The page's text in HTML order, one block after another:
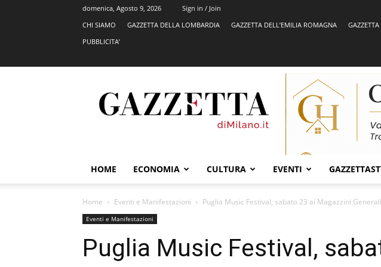
domenica, Agosto 9, 2026
Sign in / Join
CHI SIAMO
GAZZETTA DELLA LOMBARDIA GAZZETTA DELL’EMILIA ROMAGNA
PUBBLICITA’
HOME ECONOMIA CULTURA EVENTI
Home Eventi e Manifestazioni Puglia Music Festival, sabato 23 ai Magazzini
Eventi e Manifestazioni
Puglia Music Festival,